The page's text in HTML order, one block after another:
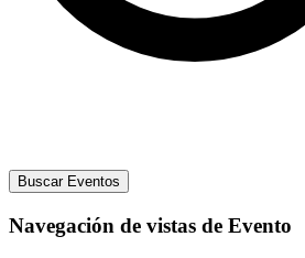
Buscar Eventos
Navegación de vistas de Evento